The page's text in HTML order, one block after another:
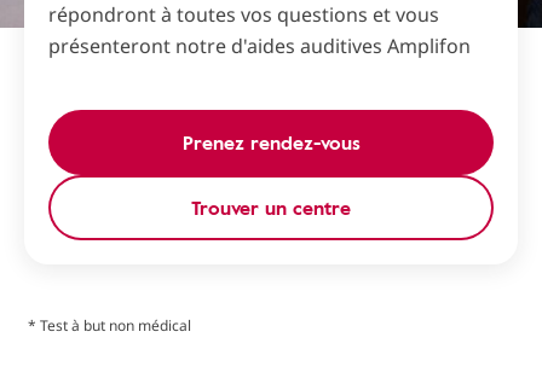
répondront à toutes vos questions et vous
présenteront notre d'aides auditives Amplifon
Prenez rendez-vous
Trouver un centre
* Test à but non médical